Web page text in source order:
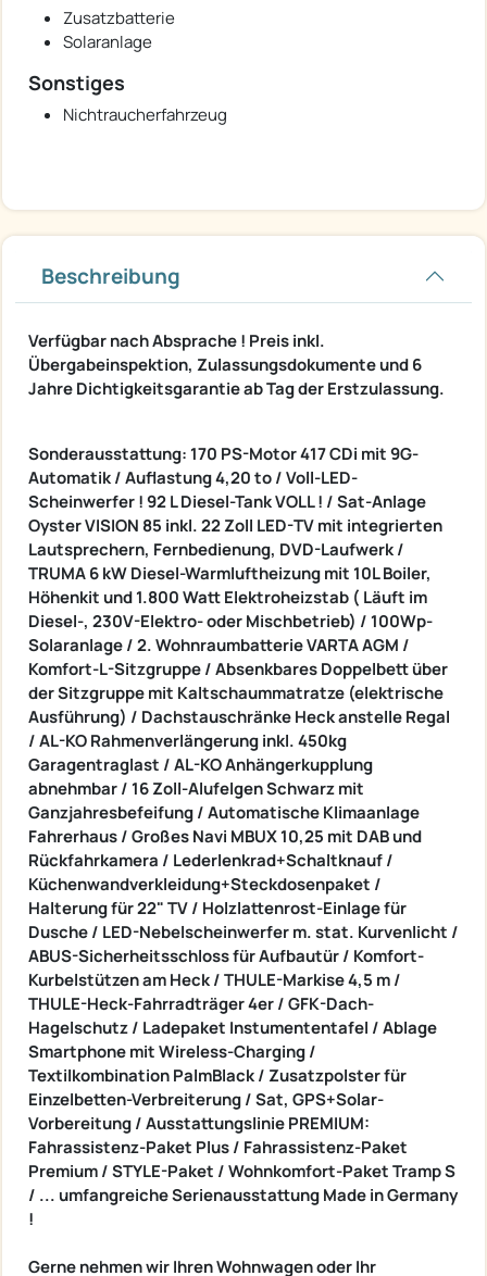
Zusatzbatterie
Solaranlage
Sonstiges
Nichtraucherfahrzeug
Beschreibung
Verfügbar nach Absprache ! Preis inkl.
Übergabeinspektion, Zulassungsdokumente und 6
Jahre Dichtigkeitsgarantie ab Tag der Erstzulassung.
Sonderausstattung: 170 PS-Motor 417 CDi mit 9G-
Automatik / Auflastung 4,20 to / Voll-LED-
Scheinwerfer ! 92 L Diesel-Tank VOLL ! /Sat-Anlage
Oyster VISION 85 inkl. 22 Zoll LED-TVmit integrierten
Lautsprechern, Fernbedienung, DVD-Laufwerk/
TRUMA 6 kW Diesel-Warmluftheizung mit 10L Boiler,
Höhenkit und 1.800 Watt Elektroheizstab ( Läuft im
Diesel-, 230V-Elektro- oder Mischbetrieb) / 100Wp-
Solaranlage / 2. Wohnraumbatterie VARTA AGM /
Komfort-L-Sitzgruppe /Absenkbares Doppelbett über
der Sitzgruppe mit Kaltschaummatratze (elektrische
Ausführung) / Dachstauschränke Heck anstelle Regal
/ AL-KO Rahmenverlängerung inkl. 450kg
Garagentraglast / AL-KO Anhängerkupplung
abnehmbar / 16 Zoll-Alufelgen Schwarz mit
Ganzjahresbefeifung / Automatische Klimaanlage
Fahrerhaus / Großes Navi MBUX 10,25 mit DAB und
Rückfahrkamera / Lederlenkrad+Schaltknauf /
Küchenwandverkleidung+Steckdosenpaket /
Halterung für 22" TV/ Holzlattenrost-Einlage für
Dusche / LED-Nebelscheinwerfer m. stat. Kurvenlicht /
ABUS-Sicherheitsschloss für Aufbautür / Komfort-
Kurbelstützen am Heck / THULE-Markise 4,5 m/
THULE-Heck-Fahrradträger 4er / GFK-Dach-
Hagelschutz / Ladepaket Instumententafel / Ablage
Smartphone mit Wireless-Charging /
Textilkombination PalmBlack / Zusatzpolster für
Einzelbetten-Verbreiterung / Sat, GPS+Solar-
Vorbereitung / Ausstattungslinie PREMIUM:
Fahrassistenz-Paket Plus / Fahrassistenz-Paket
Premium / STYLE-Paket / Wohnkomfort-Paket Tramp S
/ ... umfangreiche Serienausstattung Made in Germany
!
Gerne nehmen wir Ihren Wohnwagen oder Ihr